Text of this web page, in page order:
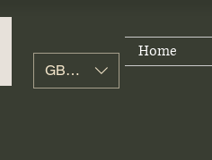
GBP (£)
Home